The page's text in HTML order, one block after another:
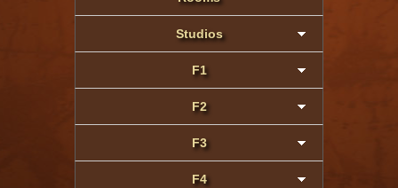
Studios
F1
F2
F3
F4